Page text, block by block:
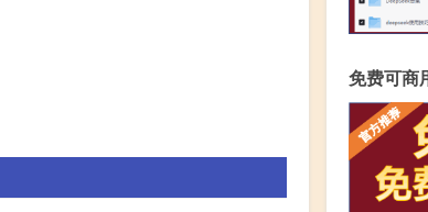
免费可商